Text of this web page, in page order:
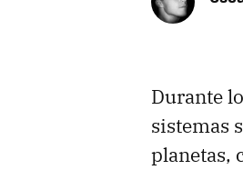
Durante
sistemas
planetas,